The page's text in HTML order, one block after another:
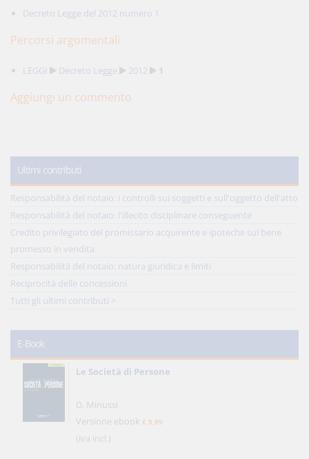
Decreto Legge del 2012 numero 1
Percorsi argomentali
LEGGI Decreto Legge 2012 1
Aggiungi un commento
Ultimi contributi
Responsabilità del notaio: i controlli sui soggetti e sull'oggetto dell'atto
Responsabilità del notaio: l'illecito disciplinare conseguente
Credito privilegiato del promissario acquirente e ipoteche sul bene
promesso in vendita
Responsabilità del notaio: natura giuridica e limiti
Reciprocità delle concessioni
Tutti gli ultimi contributi >
E-Book
Le Società di Persone
D. Minussi
Versione ebook € 5,99
(iva incl.)